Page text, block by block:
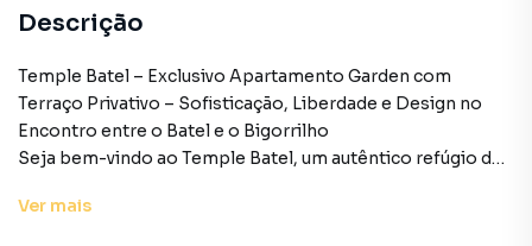
Descrição
Temple Batel – Exclusivo Apartamento Garden com
Terraço Privativo – Sofisticação, Liberdade e Design no
Encontro entre o Batel e o Bigorrilho
Seja bem-vindo ao Temple Batel, um autêntico refúgio de
Souza Franco. Perfeitamente posicionado no ponto de
Ver mais